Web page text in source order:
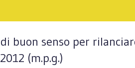
buon senso per
(m.p.g.)